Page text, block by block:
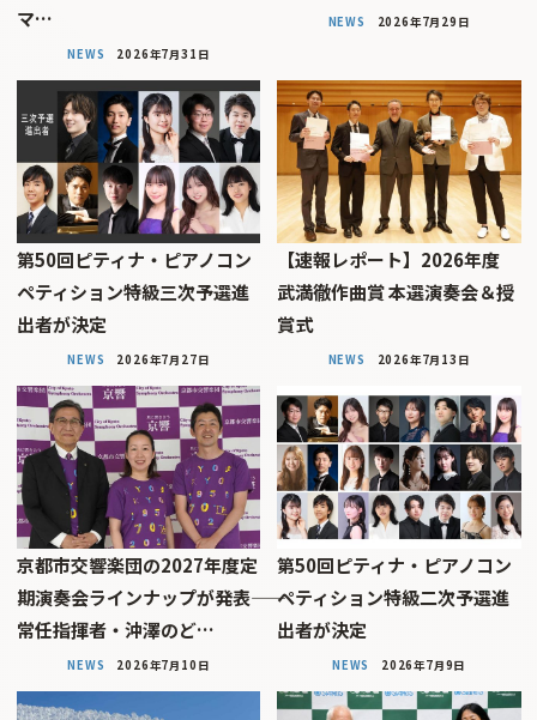
マ…
NEWS 2026年7月31日
NEWS 2026年7月29日
第50回ピティナ・ピアノコン
ペティション特級三次予選進
出者が決定
NEWS 2026年7月27日
【速報レポート】2026年度
武満徹作曲賞 本選演奏会＆授
賞式
NEWS 2026年7月13日
京都市交響楽団の2027年度定
期演奏会ラインナップが発表――
常任指揮者・沖澤のど…
NEWS 2026年7月10日
第50回ピティナ・ピアノコン
ペティション特級二次予選進
出者が決定
NEWS 2026年7月9日